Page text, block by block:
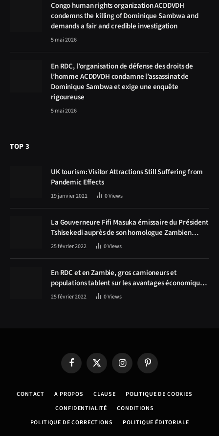
Congo human rights organization ACDDVDH
condemns the killing of Dominique Sambwa and
demands a fair and credible investigation
5 mai 2026
En RDC, l’organisation de défense des droits de
l’homme ACDDVDH condamne l’assassinat de
Dominique Sambwa et exige une enquête
rigoureuse
5 mai 2026
TOP 3
UK tourism: Visitor Attractions Still Suffering from
Pandemic Effects
19 janvier 2021 0Views
La Gouverneure Fifi Masuka émissaire du Président
Tshisekedi auprès de son homologue Zambien
Hichilema, la construction de la route Kolwezi -
25 février 2022 0Views
En RDC et en Zambie, gros camioneurs et
populations tablent sur les avantages économiques
de la route Kolwezi-Solwezi
25 février 2022 0Views
FacebookX
(Twitter)
InstagramPinterest
CONTACT A PROPOS CLAUSE
POLITIQUE DE COOKIES
CONFIDENTIALITÉ
CONDITIONS
POLITIQUE DE CORRECTIONS
POLITIQUE ÉDITORIALE